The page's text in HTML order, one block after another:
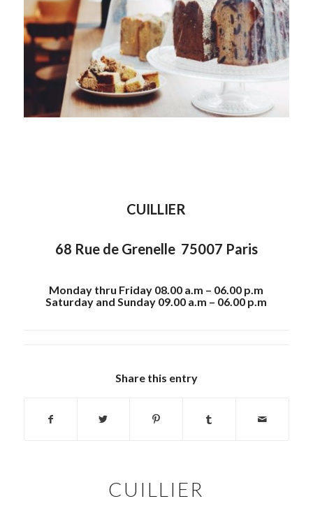
CUILLIER
68 Rue de Grenelle 75007 Paris
Monday thru Friday 08.00 a.m – 06.00 p.m
Saturday and Sunday 09.00 a.m – 06.00 p.m
Share this entry
CUILLIER